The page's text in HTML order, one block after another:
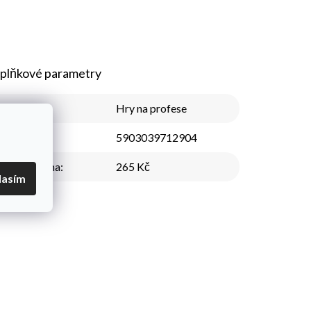
parametry
: Hry na profese
5903039712904
cena: 265 Kč